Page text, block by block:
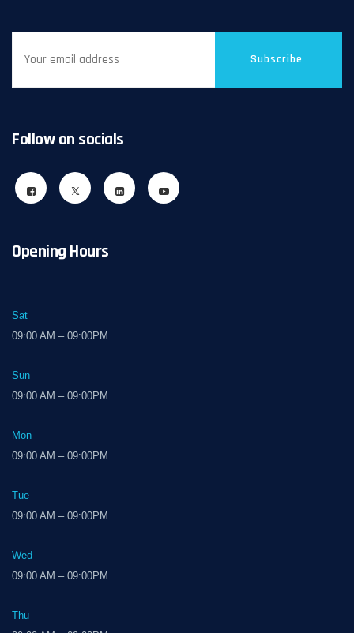
Subscribe
Follow on socials
Opening Hours
Sat
09:00 AM – 09:00PM
Sun
09:00 AM – 09:00PM
Mon
09:00 AM – 09:00PM
Tue
09:00 AM – 09:00PM
Wed
09:00 AM – 09:00PM
Thu